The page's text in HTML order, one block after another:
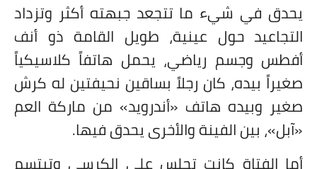
يحدق في شيء ما تتجعد جبهته أكثر وتزداد
التجاعيد حول عينية، طويل القامة ذو أنف
أفطس وجسم رياضي، يحمل هاتفاً كلاسيكياً
صغيراً بيده، كان رجلاً بساقين نحيفتين له كرش
صغير وبيده هاتف «أندرويد» من ماركة العم
«آبل»، بين الفينة والأخرى يحدق فيها.